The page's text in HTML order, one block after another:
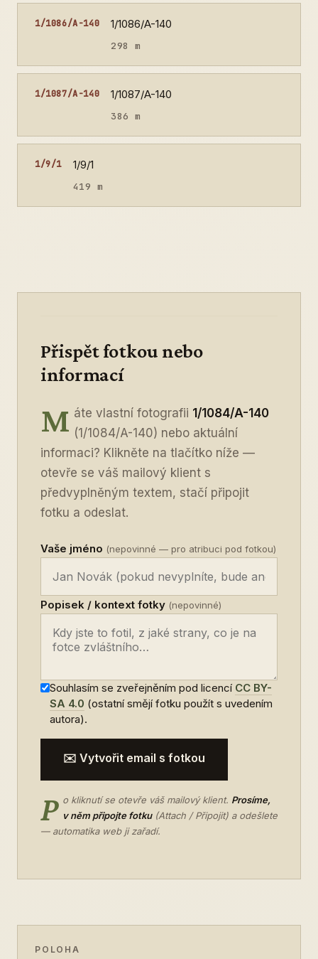
1/1086/A-140 1/1086/A-140
298 m
1/1087/A-140 1/1087/A-140
386 m
1/9/1 1/9/1
419 m
Přispět fotkou nebo
informací
M áte vlastní fotografii 1/1084/A-140
(1/1084/A-140) nebo aktuální
informaci? Klikněte na tlačítko níže —
otevře se váš mailový klient s
předvyplněným textem, stačí připojit
fotku a odeslat.
Vaše jméno (nepovinné — pro atribuci pod fotkou)
Popisek / kontext fotky (nepovinné)
Souhlasím se zveřejněním pod licencí CC BY-
SA 4.0 (ostatní smějí fotku použít s uvedením
autora).
✉️ Vytvořit email s fotkou
P o kliknutí se otevře váš mailový klient. Prosíme,
v něm připojte fotku(Attach / Připojit) a odešlete
— automatika web ji zařadí.
POLOHA